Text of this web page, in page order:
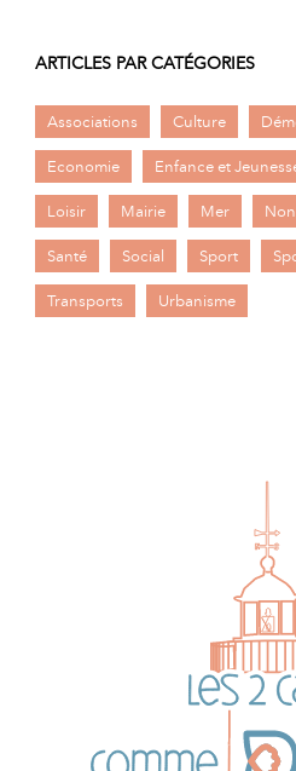
ARTICLES PAR CATÉGORIES
Associations Culture
Economie Enfance et
Loisir Mairie Mer
Santé Social Sport
Transports Urbanisme